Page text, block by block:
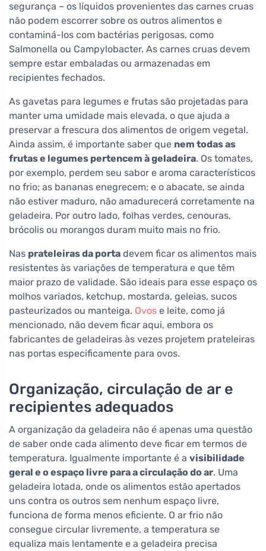
segurança – os líquidos provenientes das carnes cruas
não podem escorrer sobre os outros alimentos e
contaminá-los com bactérias perigosas, como
Salmonella ou Campylobacter. As carnes cruas devem
sempre estar embaladas ou armazenadas em
recipientes fechados.
As gavetas para legumes e frutas são projetadas para
manter uma umidade mais elevada, o que ajuda a
preservar a frescura dos alimentos de origem vegetal.
Ainda assim, é importante saber que nem todas as
frutas e legumes pertencem à geladeira. Os tomates,
por exemplo, perdem seu sabor e aroma característicos
no frio; as bananas enegrecem; e o abacate, se ainda
não estiver maduro, não amadurecerá corretamente na
geladeira. Por outro lado, folhas verdes, cenouras,
brócolis ou morangos duram muito mais no frio.
Nas prateleiras da porta devem ficar os alimentos mais
resistentes às variações de temperatura e que têm
maior prazo de validade. São ideais para esse espaço os
molhos variados, ketchup, mostarda, geleias, sucos
pasteurizados ou manteiga. Ovos e leite, como já
mencionado, não devem ficar aqui, embora os
fabricantes de geladeiras às vezes projetem prateleiras
nas portas especificamente para ovos.
Organização, circulação de ar e
recipientes adequados
A organização da geladeira não é apenas uma questão
de saber onde cada alimento deve ficar em termos de
temperatura. Igualmente importante é a visibilidade
geral e o espaço livre para a circulação do ar. Uma
geladeira lotada, onde os alimentos estão apertados
uns contra os outros sem nenhum espaço livre,
funciona de forma menos eficiente. O ar frio não
consegue circular livremente, a temperatura se
equaliza mais lentamente e a geladeira precisa